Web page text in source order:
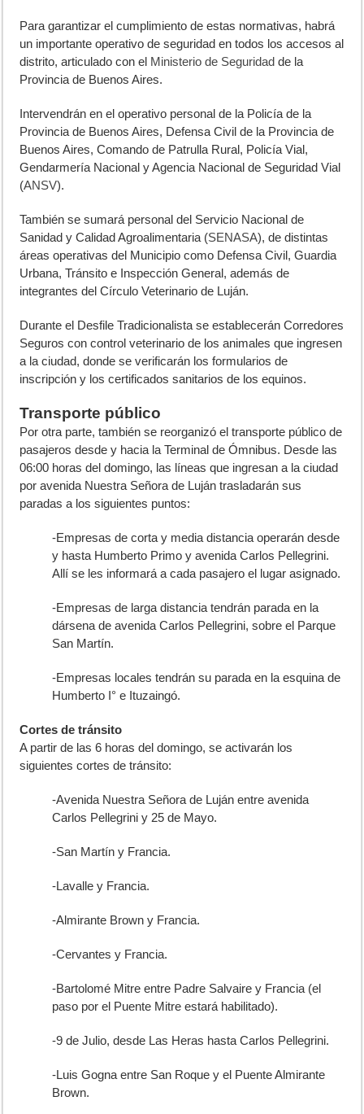
Para garantizar el cumplimiento de estas normativas, habrá
un importante operativo de seguridad en todos los accesos al
distrito, articulado con el Ministerio de Seguridad de la
Provincia de Buenos Aires.
Intervendrán en el operativo personal de la Policía de la
Provincia de Buenos Aires, Defensa Civil de la Provincia de
Buenos Aires, Comando de Patrulla Rural, Policía Vial,
Gendarmería Nacional y Agencia Nacional de Seguridad Vial
(ANSV).
También se sumará personal del Servicio Nacional de
Sanidad y Calidad Agroalimentaria (SENASA), de distintas
áreas operativas del Municipio como Defensa Civil, Guardia
Urbana, Tránsito e Inspección General, además de
integrantes del Círculo Veterinario de Luján.
Durante el Desfile Tradicionalista se establecerán Corredores
Seguros con control veterinario de los animales que ingresen
a la ciudad, donde se verificarán los formularios de
inscripción y los certificados sanitarios de los equinos.
Transporte público
Por otra parte, también se reorganizó el transporte público de
pasajeros desde y hacia la Terminal de Ómnibus. Desde las
06:00 horas del domingo, las líneas que ingresan a la ciudad
por avenida Nuestra Señora de Luján trasladarán sus
paradas a los siguientes puntos:
-Empresas de corta y media distancia operarán desde
y hasta Humberto Primo y avenida Carlos Pellegrini.
Allí se les informará a cada pasajero el lugar asignado.
-Empresas de larga distancia tendrán parada en la
dársena de avenida Carlos Pellegrini, sobre el Parque
San Martín.
-Empresas locales tendrán su parada en la esquina de
Humberto I° e Ituzaingó.
Cortes de tránsito
A partir de las 6 horas del domingo, se activarán los
siguientes cortes de tránsito:
-Avenida Nuestra Señora de Luján entre avenida
Carlos Pellegrini y 25 de Mayo.
-San Martín y Francia.
-Lavalle y Francia.
-Almirante Brown y Francia.
-Cervantes y Francia.
-Bartolomé Mitre entre Padre Salvaire y Francia (el
paso por el Puente Mitre estará habilitado).
-9 de Julio, desde Las Heras hasta Carlos Pellegrini.
-Luis Gogna entre San Roque y el Puente Almirante
Brown.